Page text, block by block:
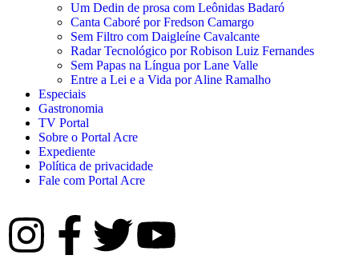
Um Dedin de prosa com Leônidas Badaró
Canta Caboré por Fredson Camargo
Sem Filtro com Daigleíne Cavalcante
Radar Tecnológico por Robison Luiz Fernandes
Sem Papas na Língua por Lane Valle
Entre a Lei e a Vida por Aline Ramalho
Especiais
Gastronomia
TV Portal
Sobre o Portal Acre
Expediente
Política de privacidade
Fale com Portal Acre